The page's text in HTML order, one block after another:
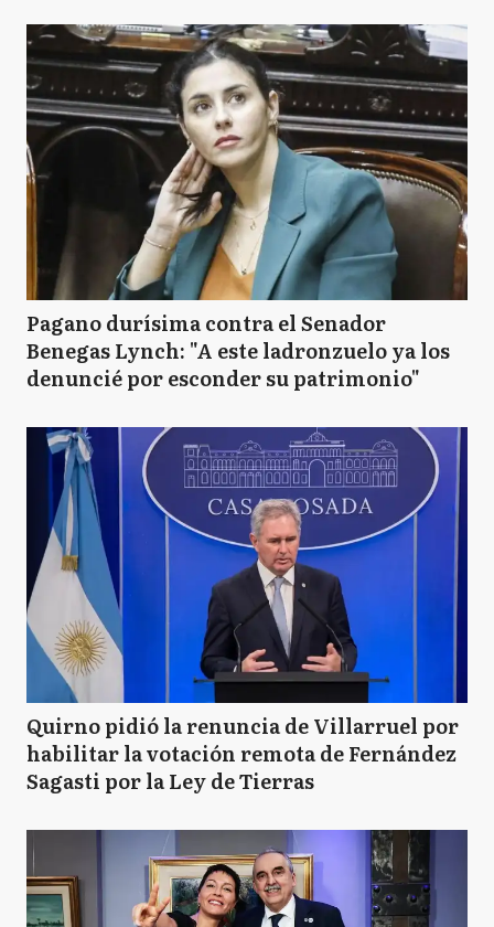
Pagano durísima contra el Senador
Benegas Lynch: "A este ladronzuelo ya los
denuncié por esconder su patrimonio"
Quirno pidió la renuncia de Villarruel por
habilitar la votación remota de Fernández
Sagasti por la Ley de Tierras